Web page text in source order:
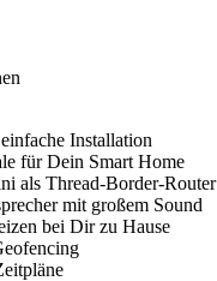
Installation
für Dein Smart Home
als Thread-Border-Router
mit großem Sound
bei Dir zu Hause